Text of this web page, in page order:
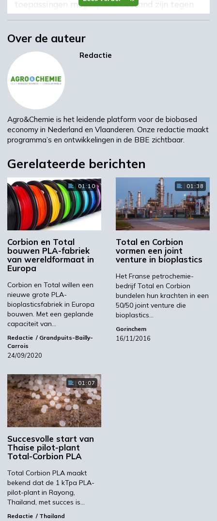
toepassingen mogelijk die bestand zijn tegen
temperaturen dicht bij 200 ° C (HDT-A).
Deze doorbraak in PLA-
temperatuurbestendigheid ontsluit een scala
aan nieuwe toepassingsmogelijkheden en
biedt een biobased vervanging voor PBT- en
PA-glasvezelversterkte producten.
Groter gehalte
biobased
Zo kunnen spuitgiettoepassingen voor auto-
onderdelen onder de motorkap nu worden
gemaakt van glasvezelversterkt
stereocomplex PLA, met zowel een groter
biobased gehalte als een lagere CO2-
voetafdruk. De technologie biedt dezelfde
duurzaamheidsvoordelen aan de bredere auto-,
ruimtevaart-, elektronica-,
huishoudapparatuur-, scheepvaart- en
‘De afgelopen decennia zijn de voordelen van
volledig stereocomplex PLA door
universiteiten en R & D-afdelingen op
laboratoriumschaal bestudeerd’, zegt Stefan
Barot, Senior Business Director Asia Pacific.
‘Nu is Total Corbion PLA het eerste bedrijf dat
maakt voor een breed scala aan industriële
toepassingen. De technologie maakt volledige
stereocomplexmorfologie mogelijk, niet alleen
in de laboratoriumomgeving, maar ook in
commerciële productiefaciliteiten. ‘
Total Corbion PLA zoekt merkeigenaren,
converters en compounders die deze nieuwe
technologie willen valideren. Monsters van
glasvezelversterkt stereocomplex PLA zullen
beschikbaar worden gesteld.
TotalCorbion
Over de auteur
Redactie
Agro&Chemie is het leidende platform voor de biobased
economy in Nederland en Vlaanderen. Onze redactie maakt
programma’s en ontwikkelingen in de BBE zichtbaar.
Gerelateerde berichten
01:10
Corbion en Total
bouwen PLA-fabriek
van wereldformaat in
Europa
Corbion en Total willen een ​​
nieuwe grote PLA-
bioplasticsfabriek in Europa
bouwen. Met een geplande
capaciteit van…
Redactie
Grandpuits-Bailly-
Carrois
24/09/2020
01:38
Total en Corbion
vormen een joint
venture in bioplastics
Het Franse petrochemie-
bedrijf Total en Corbion
bundelen hun krachten in een
50/50 joint venture die
bioplastics…
Gorinchem
16/11/2016
01:07
Succesvolle start van
Thaise pilot-plant
Total-Corbion PLA
Total Corbion PLA maakt
bekend dat de 1 kTpa PLA-
pilot-plant in Rayong,
Thailand, met succes is…
Redactie Thailand